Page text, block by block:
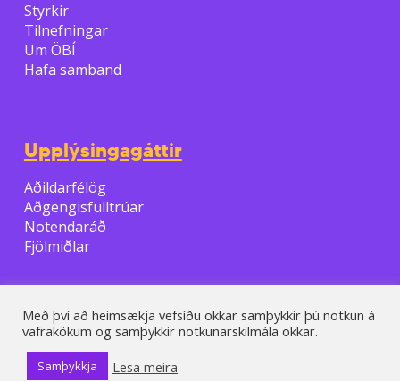
Styrkir
Tilnefningar
Um ÖBÍ
Hafa samband
Upplýsingagáttir
Aðildarfélög
Aðgengisfulltrúar
Notendaráð
Fjölmiðlar
© 2026 ÖBI.
facebook
youtubephoneemail
Með því að heimsækja vefsíðu okkar samþykkir þú notkun á
vafrakökum og samþykkir notkunarskilmála okkar.
Samþykkja Lesa meira